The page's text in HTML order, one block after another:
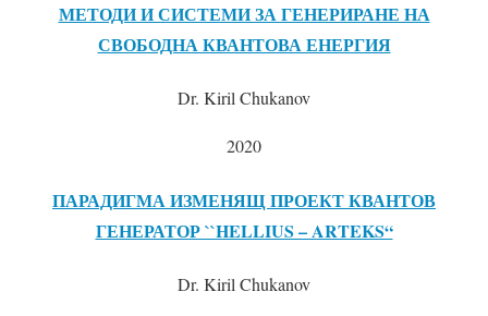
МЕТОДИ И СИСТЕМИ ЗА ГЕНЕРИРАНЕ НА
СВОБОДНА КВАНТОВА ЕНЕРГИЯ
Dr. Kiril Chukanov
2020
ПАРАДИГМА ИЗМЕНЯЩ ПРОЕКТ КВАНТОВ
ГЕНЕРАТОР ``HELLIUS – ARTEKS“
Dr. Kiril Chukanov